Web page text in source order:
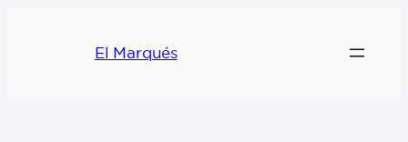
El Marqués